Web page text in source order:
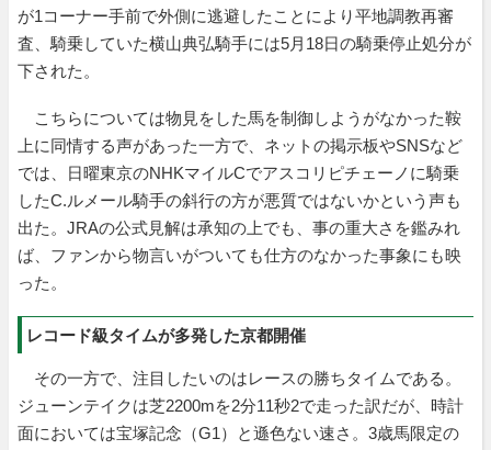
が1コーナー手前で外側に逃避したことにより平地調教再審
査、騎乗していた横山典弘騎手には5月18日の騎乗停止処分が
下された。
こちらについては物見をした馬を制御しようがなかった鞍
上に同情する声があった一方で、ネットの掲示板やSNSなど
では、日曜東京のNHKマイルCでアスコリピチェーノに騎乗
したC.ルメール騎手の斜行の方が悪質ではないかという声も
出た。JRAの公式見解は承知の上でも、事の重大さを鑑みれ
ば、ファンから物言いがついても仕方のなかった事象にも映
った。
レコード級タイムが多発した京都開催
その一方で、注目したいのはレースの勝ちタイムである。
ジューンテイクは芝2200mを2分11秒2で走った訳だが、時計
面においては宝塚記念（G1）と遜色ない速さ。3歳馬限定の